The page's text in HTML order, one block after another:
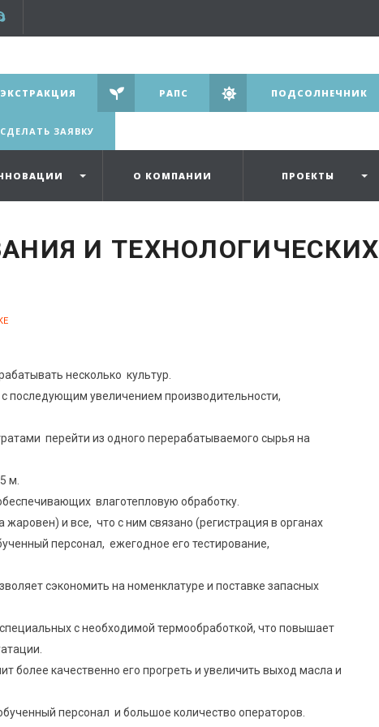
ЭКСТРАКЦИЯ РАПС ПОДСОЛНЕЧНИК
СДЕЛАТЬ ЗАЯВКУ
О КОМПАНИИ ПРОЕКТЫ
И ТЕХНОЛОГИЧЕСКИХ
несколько культур.
последующим увеличением производительности,
перейти из одного перерабатываемого сырья на
м.
влаготепловую обработку.
и все, что с ним связано (регистрация в органах
персонал, ежегодное его тестирование,
сэкономить на номенклатуре и поставке запасных
с необходимой термообработкой, что повышает
качественно его прогреть и увеличить выход масла и
персонал и большое количество операторов.